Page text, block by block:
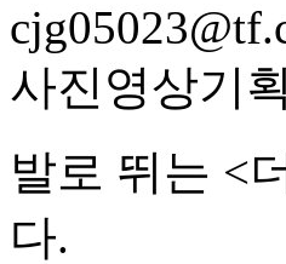
사진영상기
발로 뛰는 <
다.